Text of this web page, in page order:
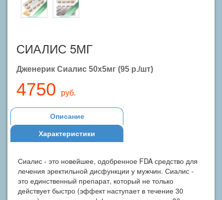
СИАЛИС 5МГ
Дженерик Сиалис 50x5мг (95 р./шт)
4750 руб.
Описание
Характеристики
Сиалис - это новейшее, одобренное FDA средство для
лечения эректильной дисфункции у мужчин. Сиалис -
это единственный препарат, который не только
действует быстро (эффект наступает в течение 30